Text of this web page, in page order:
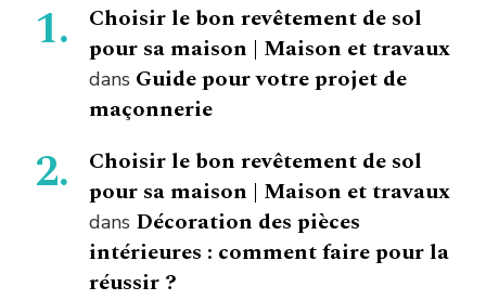
Choisir le bon revêtement de sol
pour sa maison | Maison et travaux
dans Guide pour votre projet de
maçonnerie
Choisir le bon revêtement de sol
pour sa maison | Maison et travaux
dans Décoration des pièces
intérieures : comment faire pour la
réussir ?